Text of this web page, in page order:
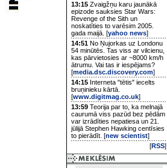
13:15 Zvaigžņu karu jaunākā
epizode sauksies Star Wars:
Revenge of the Sith un
noskatīties to varēsim 2005.
gada maijā. [yahoo news]
14:51 No Ņujorkas uz Londonu
54 minūtēs. Tas viss ar vilcienu,
kas pārvietosies ar ~8000 km/h
ātrumu. Vai tas ir iespējams?
[media.dsc.discovery.com]
14:15 Interneta "tētis" iecelts
bruņinieku kārtā.
[www.digitmag.co.uk]
13:59 Teorija par to, ka melnajā
caurumā viss pazūd bez pēdām
var izrādīties nepatiesa un 21.
jūlijā Stephen Hawking centīsies
to pierādīt. [new scientist]
[RSS]